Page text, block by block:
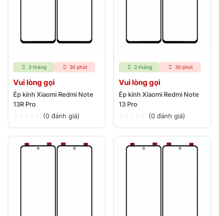
3 tháng 30 phút
Vui lòng gọi
Ép kính Xiaomi Redmi Note
13R Pro
(0 đánh giá)
3 tháng 30 phút
Vui lòng gọi
Ép kính Xiaomi Redmi Note
13 Pro
(0 đánh giá)